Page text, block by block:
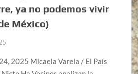
ya no podemos vivir
México)
2025 Micaela Varela / El País